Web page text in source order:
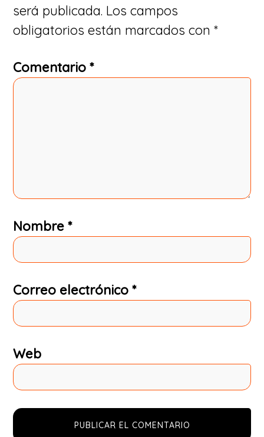
será publicada. Los campos
obligatorios están marcados con*
Comentario*
Nombre*
Correo electrónico*
Web